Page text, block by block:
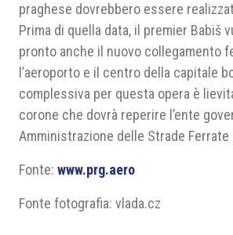
praghese dovrebbero essere
Prima di quella data, il premier Babiš
pronto anche il nuovo collegamento
l’aeroporto e il centro della capitale
complessiva per questa opera è
corone che dovrà reperire l’ente
Amministrazione delle Strade Ferrate
Fonte: www.prg.aero
Fonte fotografia: vlada.cz